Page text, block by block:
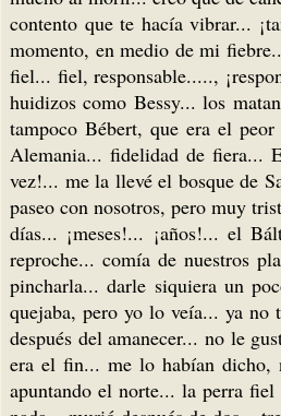
contento que te hacía vibrar...
momento, en medio de mi
fiel... fiel, responsable.....,
huidizos como Bessy... los
tampoco Bébert, que era el peor
Alemania... fidelidad de fiera...
vez!... me la llevé el bosque de
paseo con nosotros, pero muy
días... ¡meses!... ¡años!... el
reproche... comía de nuestros
pincharla... darle siquiera un
quejaba, pero yo lo veía... ya no
después del amanecer... no le
era el fin... me lo habían dicho,
apuntando el norte... la perra